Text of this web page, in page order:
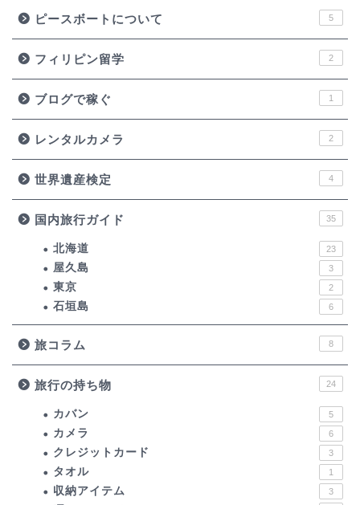
ピースボートについて 5
フィリピン留学 2
ブログで稼ぐ 1
レンタルカメラ 2
世界遺産検定 4
国内旅行ガイド 35
北海道 23
屋久島 3
東京 2
石垣島 6
旅コラム 8
旅行の持ち物 24
カバン 5
カメラ 6
クレジットカード 3
タオル 1
収納アイテム 3